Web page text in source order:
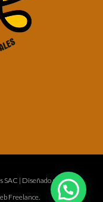
SAC | Diseñado por:
Freelance.